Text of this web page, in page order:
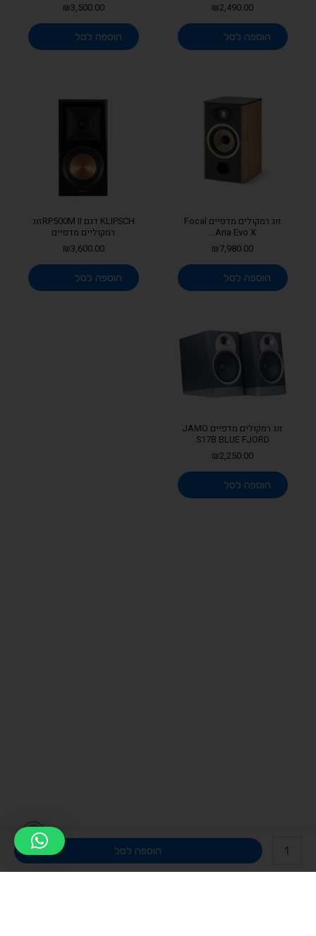
₪2,490.00
הוספה לסל
₪3,500.00
הוספה לסל
זוג רמקולים מדפיים Focal
Aria Evo X...
₪7,980.00
הוספה לסל
KLIPSCH דגם RP500M IIזוג
רמקוליים מדפיים
₪3,600.00
הוספה לסל
זוג רמקולים מדפיים JAMO
S17B BLUE FJORD
₪2,250.00
הוספה לסל
W
h
a
הוספה לסל